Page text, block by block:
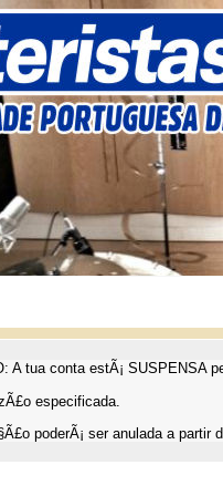
A tua conta estÃ¡ SUSPENSA
especificada.
poderÃ¡ ser anulada a partir